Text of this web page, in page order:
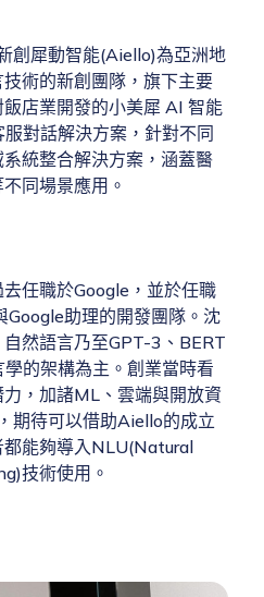
創犀動智能(Aiello)為亞洲地
術的新創團隊，旗下主要
店業開發的小美犀 AI 智能
對話解決方案，針對不同
統整合解決方案，涵蓋醫
同場景應用。
任職於Google，並於任職
助理的開發團隊。沈
然語言乃至GPT-3、BERT
的架構為主。創業當時看
，加諸ML、雲端與開放資
期待可以借助Aiello的成立
能夠導入NLU(Natural
技術使用。